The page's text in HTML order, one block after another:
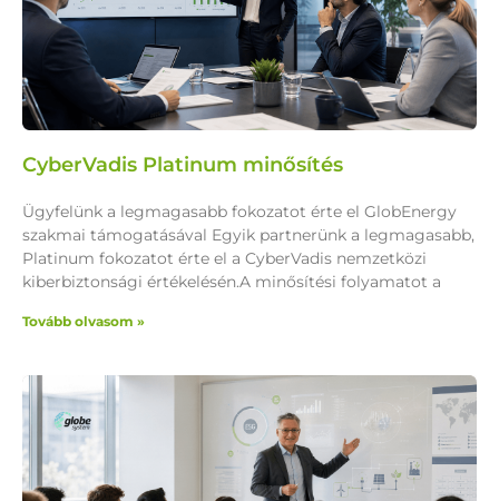
CyberVadis Platinum minősítés
Ügyfelünk a legmagasabb fokozatot érte el GlobEnergy
szakmai támogatásával Egyik partnerünk a legmagasabb,
Platinum fokozatot érte el a CyberVadis nemzetközi
kiberbiztonsági értékelésén.A minősítési folyamatot a
Tovább olvasom »